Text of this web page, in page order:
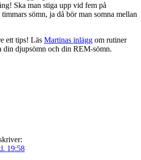
Ska man stiga upp vid fem på
sömn, ja då bör man somna mellan
ett tips! Läs Martinas inlägg om rutiner
din djupsömn och din REM-sömn.
19:58